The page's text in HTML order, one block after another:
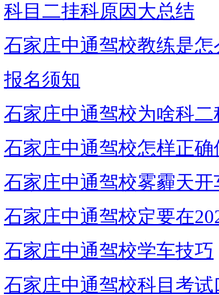
科目二挂科原因大总结
石家庄中通驾校教练是怎
报名须知
石家庄中通驾校为啥科
石家庄中通驾校怎样正
石家庄中通驾校雾霾天
石家庄中通驾校定要在
石家庄中通驾校学车技巧
石家庄中通驾校科目考试